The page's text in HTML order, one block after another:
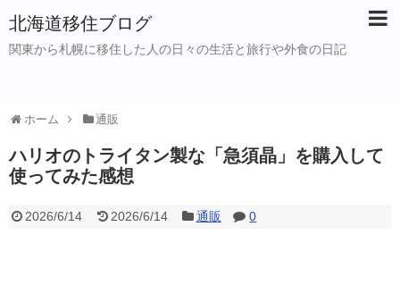
北海道移住ブログ
関東から札幌に移住した人の日々の生活と旅行や外食の日記
ホーム 通販
ハリオのトライタン製な「急須晶」を購入して
使ってみた感想
2026/6/14 2026/6/14 通販 0